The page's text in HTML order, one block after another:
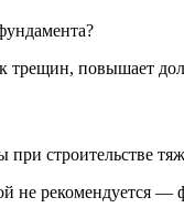
повышает
при строительстве
не рекомендуется